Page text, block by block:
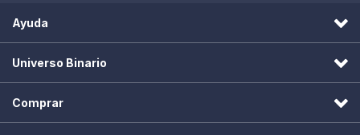
Ayuda
Universo Binario
Comprar